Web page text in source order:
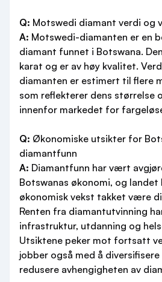
Q: Motswedi diamant verdi og
A: Motswedi-diamanten er en
diamant funnet i Botswana.
karat og er av høy kvalitet.
diamanten er estimert til flere
som reflekterer dens størrelse
innenfor markedet for
Q: Økonomiske utsikter for
diamantfunn
A: Diamantfunn har vært
Botswanas økonomi, og
økonomisk vekst takket være
Renten fra diamantutvinning
infrastruktur, utdanning og
Utsiktene peker mot fortsatt
jobber også med å
redusere avhengigheten av